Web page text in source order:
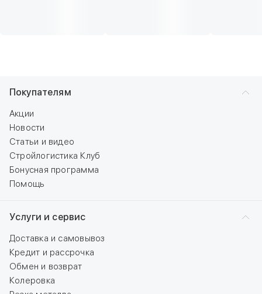
Покупателям
Акции
Новости
Статьи и видео
Стройлогистика Клуб
Бонусная программа
Помощь
Услуги и сервис
Доставка и самовывоз
Кредит и рассрочка
Обмен и возврат
Колеровка